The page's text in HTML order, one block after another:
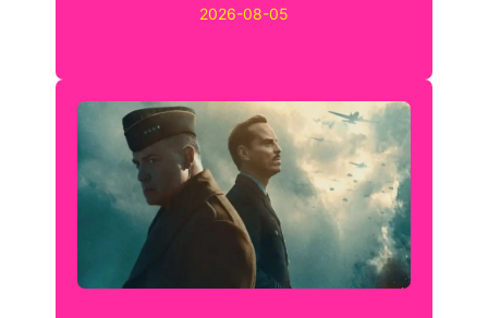
2026-08-05